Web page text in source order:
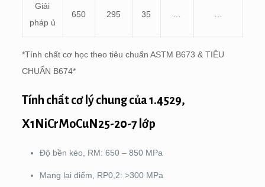
Giải
pháp ủ
650 295 35
*Tính chất cơ học theo tiêu chuẩn ASTM B673 & TIÊU
CHUẨN B674*
Tính chất cơ lý chung của 1.4529,
X1NiCrMoCuN25-20-7 lớp
Độ bền kéo, RM: 650 – 850 MPa
Mang lại điểm, RP0,2: >300 MPa